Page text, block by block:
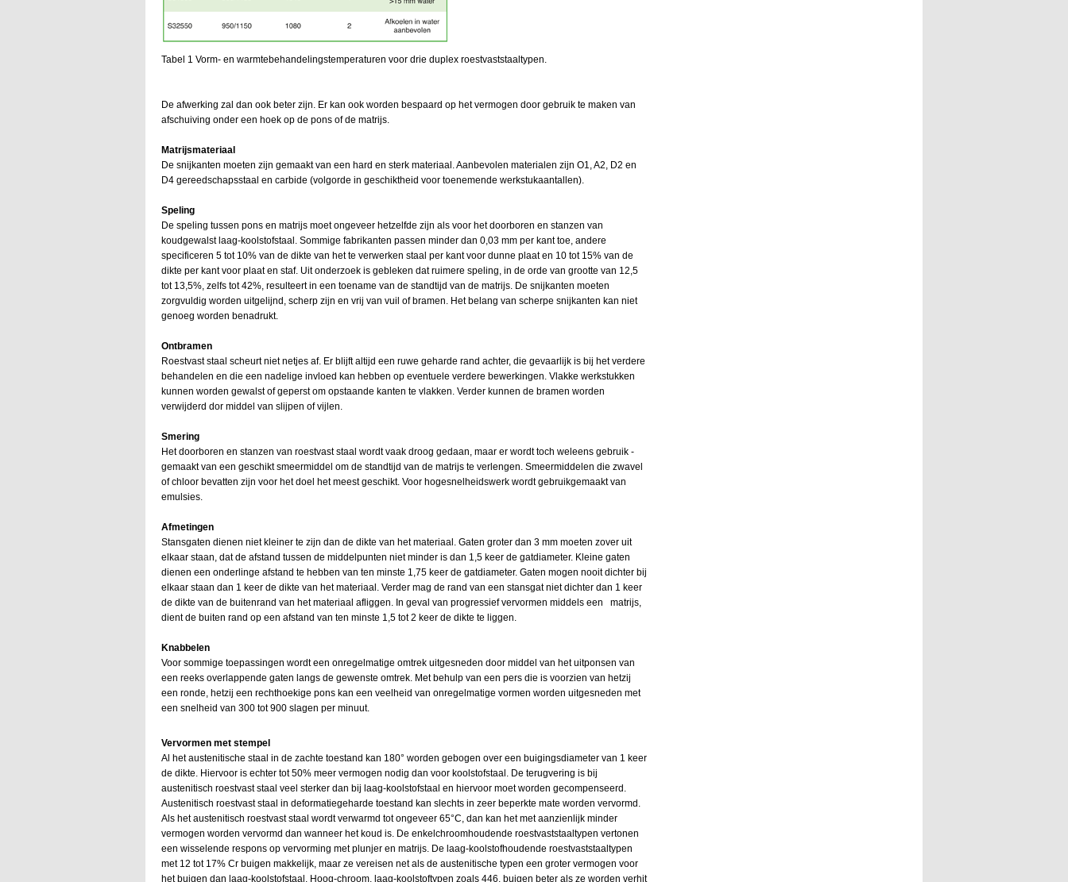
Tabel 1 Vorm- en warmtebehandelingstemperaturen voor drie duplex roestvaststaaltypen.
De afwerking zal dan ook beter zijn. Er kan ook worden bespaard op het vermogen door gebruik te maken van
afschuiving onder een hoek op de pons of de matrijs.
Matrijsmateriaal
De snijkanten moeten zijn gemaakt van een hard en sterk materiaal. Aanbevolen materialen zijn O1, A2, D2 en
D4 gereedschapsstaal en carbide (volgorde in geschiktheid voor toenemende werkstukaantallen).
Speling
De speling tussen pons en matrijs moet ongeveer hetzelfde zijn als voor het doorboren en stanzen van
koudgewalst laag-koolstofstaal. Sommige fabrikanten passen minder dan 0,03 mm per kant toe, andere
specificeren 5 tot 10% van de dikte van het te verwerken staal per kant voor dunne plaat en 10 tot 15% van de
dikte per kant voor plaat en staf. Uit onderzoek is gebleken dat ruimere speling, in de orde van grootte van 12,5
tot 13,5%, zelfs tot 42%, resulteert in een toename van de standtijd van de matrijs. De snijkanten moeten
zorgvuldig worden uitgelijnd, scherp zijn en vrij van vuil of bramen. Het belang van scherpe snijkanten kan niet
genoeg worden benadrukt.
Ontbramen
Roestvast staal scheurt niet netjes af. Er blijft altijd een ruwe geharde rand achter, die gevaarlijk is bij het verdere
behandelen en die een nadelige invloed kan hebben op eventuele verdere bewerkingen. Vlakke werkstukken
kunnen worden gewalst of geperst om opstaande kanten te vlakken. Verder kunnen de bramen worden
verwijderd dor middel van slijpen of vijlen.
Smering
Het doorboren en stanzen van roestvast staal wordt vaak droog gedaan, maar er wordt toch weleens gebruik -
gemaakt van een geschikt smeermiddel om de standtijd van de matrijs te verlengen. Smeermiddelen die zwavel
of chloor bevatten zijn voor het doel het meest geschikt. Voor hogesnelheidswerk wordt gebruikgemaakt van
emulsies.
Afmetingen
Stansgaten dienen niet kleiner te zijn dan de dikte van het materiaal. Gaten groter dan 3 mm moeten zover uit
elkaar staan, dat de afstand tussen de middelpunten niet minder is dan 1,5 keer de gatdiameter. Kleine gaten
dienen een onderlinge afstand te hebben van ten minste 1,75 keer de gatdiameter. Gaten mogen nooit dichter bij
elkaar staan dan 1 keer de dikte van het materiaal. Verder mag de rand van een stansgat niet dichter dan 1 keer
de dikte van de buitenrand van het materiaal afliggen. In geval van progressief vervormen middels een matrijs,
dient de buiten rand op een afstand van ten minste 1,5 tot 2 keer de dikte te liggen.
Knabbelen
Voor sommige toepassingen wordt een onregelmatige omtrek uitgesneden door middel van het uitponsen van
een reeks overlappende gaten langs de gewenste omtrek. Met behulp van een pers die is voorzien van hetzij
een ronde, hetzij een rechthoekige pons kan een veelheid van onregelmatige vormen worden uitgesneden met
een snelheid van 300 tot 900 slagen per minuut.
Vervormen met stempel
Al het austenitische staal in de zachte toestand kan 180° worden gebogen over een buigingsdiameter van 1 keer
de dikte. Hiervoor is echter tot 50% meer vermogen nodig dan voor koolstofstaal. De terugvering is bij
austenitisch roestvast staal veel sterker dan bij laag-koolstofstaal en hiervoor moet worden gecompenseerd.
Austenitisch roestvast staal in deformatiegeharde toestand kan slechts in zeer beperkte mate worden vervormd.
Als het austenitisch roestvast staal wordt verwarmd tot ongeveer 65°C, dan kan het met aanzienlijk minder
vermogen worden vervormd dan wanneer het koud is. De enkelchroomhoudende roestvaststaaltypen vertonen
een wisselende respons op vervorming met plunjer en matrijs. De laag-koolstofhoudende roestvaststaaltypen
met 12 tot 17% Cr buigen makkelijk, maar ze vereisen net als de austenitische typen een groter vermogen voor
het buigen dan laag-koolstofstaal. Hoog-chroom, laag-koolstoftypen zoals 446, buigen beter als ze worden verhit